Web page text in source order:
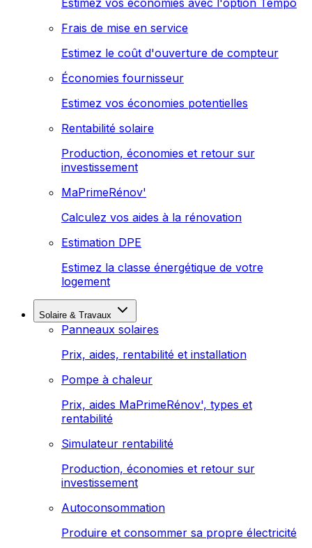
Estimez vos économies avec l'option Tempo
Frais de mise en service
Estimez le coût d'ouverture de compteur
Économies fournisseur
Estimez vos économies potentielles
Rentabilité solaire
Production, économies et retour sur
investissement
MaPrimeRénov'
Calculez vos aides à la rénovation
Estimation DPE
Estimez la classe énergétique de votre
logement
Solaire & Travaux
Panneaux solaires
Prix, aides, rentabilité et installation
Pompe à chaleur
Prix, aides MaPrimeRénov', types et
rentabilité
Simulateur rentabilité
Production, économies et retour sur
investissement
Autoconsommation
Produire et consommer sa propre électricité